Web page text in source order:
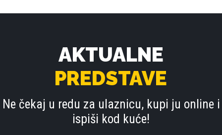
AKTUALNE
PREDSTAVE
Ne čekaj u redu za ulaznicu, kupi ju online i
ispiši kod kuće!